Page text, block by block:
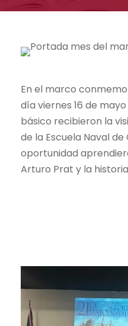
En el marco
día viernes 16 de
básico recibieron la
de la Escuela Naval de
oportunidad
Arturo Prat y la